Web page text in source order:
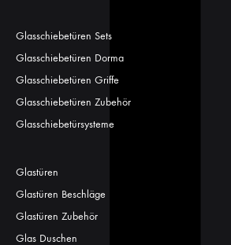
Glasschiebetüren Sets
Glasschiebetüren Dorma
Glasschiebetüren Griffe
Glasschiebetüren Zubehör
Glasschiebetürsysteme
Glastüren
Glastüren Beschläge
Glastüren Zubehör
Glas Duschen